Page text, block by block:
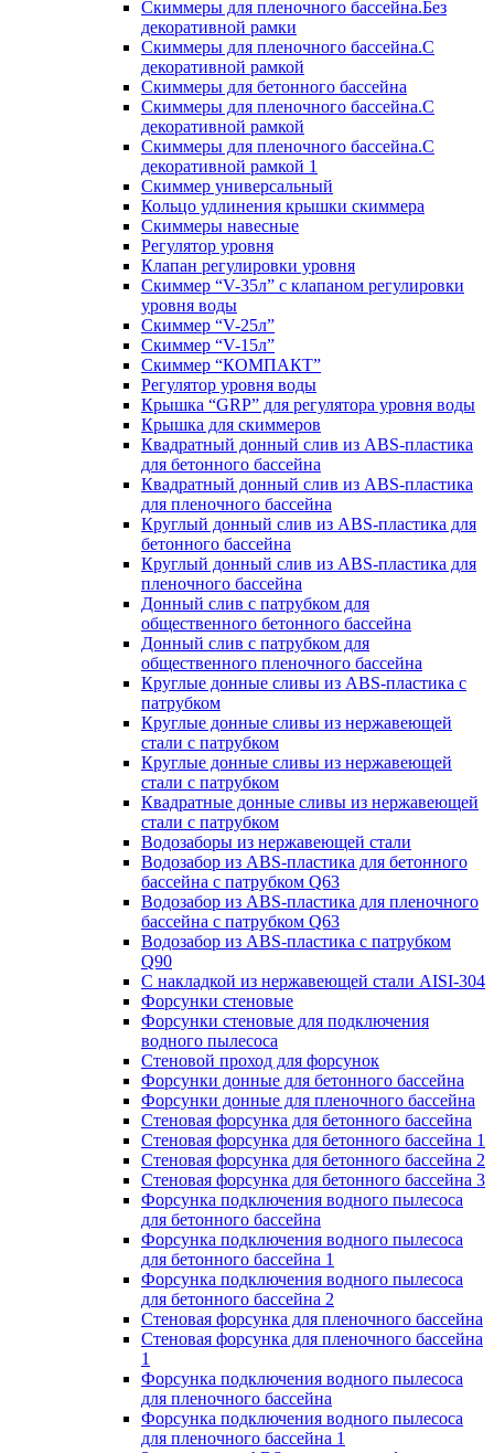
Скиммеры для пленочного бассейна.Без
декоративной рамки
Скиммеры для пленочного бассейна.С
декоративной рамкой
Скиммеры для бетонного бассейна
Скиммеры для пленочного бассейна.С
декоративной рамкой
Скиммеры для пленочного бассейна.С
декоративной рамкой 1
Скиммер универсальный
Кольцо удлинения крышки скиммера
Скиммеры навесные
Регулятор уровня
Клапан регулировки уровня
Скиммер “V-35л” с клапаном регулировки
уровня воды
Скиммер “V-25л”
Скиммер “V-15л”
Скиммер “КОМПАКТ”
Регулятор уровня воды
Крышка “GRP” для регулятора уровня воды
Крышка для скиммеров
Квадратный донный слив из ABS-пластика
для бетонного бассейна
Квадратный донный слив из ABS-пластика
для пленочного бассейна
Круглый донный слив из ABS-пластика для
бетонного бассейна
Круглый донный слив из ABS-пластика для
пленочного бассейна
Донный слив с патрубком для
общественного бетонного бассейна
Донный слив с патрубком для
общественного пленочного бассейна
Круглые донные сливы из ABS-пластика с
патрубком
Круглые донные сливы из нержавеющей
стали с патрубком
Круглые донные сливы из нержавеющей
стали с патрубком
Квадратные донные сливы из нержавеющей
стали с патрубком
Водозаборы из нержавеющей стали
Водозабор из ABS-пластика для бетонного
бассейна с патрубком Q63
Водозабор из ABS-пластика для пленочного
бассейна с патрубком Q63
Водозабор из ABS-пластика с патрубком
Q90
С накладкой из нержавеющей стали AISI-304
Форсунки стеновые
Форсунки стеновые для подключения
водного пылесоса
Стеновой проход для форсунок
Форсунки донные для бетонного бассейна
Форсунки донные для пленочного бассейна
Стеновая форсунка для бетонного бассейна
Стеновая форсунка для бетонного бассейна 1
Стеновая форсунка для бетонного бассейна 2
Стеновая форсунка для бетонного бассейна 3
Форсунка подключения водного пылесоса
для бетонного бассейна
Форсунка подключения водного пылесоса
для бетонного бассейна 1
Форсунка подключения водного пылесоса
для бетонного бассейна 2
Стеновая форсунка для пленочного бассейна
Стеновая форсунка для пленочного бассейна
1
Форсунка подключения водного пылесоса
для пленочного бассейна
Форсунка подключения водного пылесоса
для пленочного бассейна 1